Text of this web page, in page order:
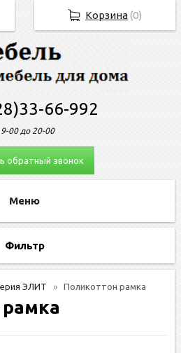
66-992
9-00 до 20-00
обратный звонок
Фильтр
ЭЛИТ Поликоттон рамка
Корзина(0)